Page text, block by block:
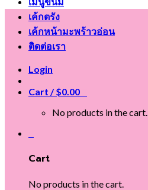
เค้กตรัง
เค้กหน้ามะพร้าวอ่อน
ติดต่อเรา
Login
Cart /$0.00
No products in the cart.
Cart
No products in the cart.